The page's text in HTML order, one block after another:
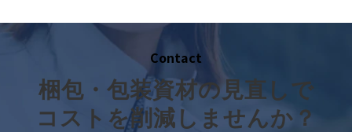
Contact
梱包・包装資材の見直しで
コストを削減しませんか？